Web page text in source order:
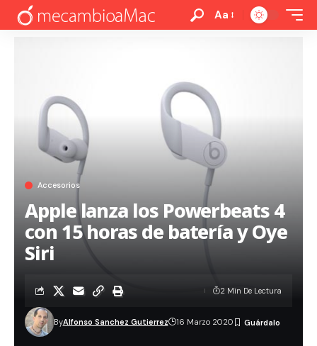
Aa
Accesorios
Apple lanza los Powerbeats 4
con 15 horas de batería y Oye
Siri
ByAlfonso Sanchez Gutierrez 16 Marzo 2020
2 Min De Lectura